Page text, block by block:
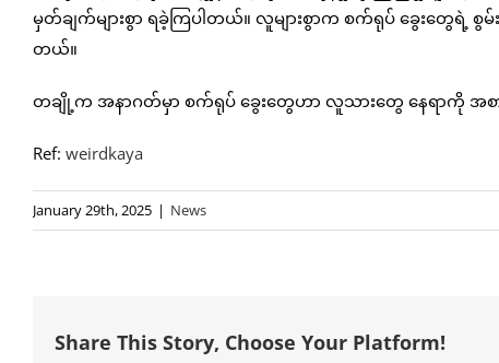
မှတ်ချက်များစွာ ရခဲ့ကြပါတယ်။ လူများစွာက စက်ရုပ် ခွေးတွေရဲ့ စွ
တယ်။
တချို့က အနာဂတ်မှာ စက်ရုပ် ခွေးတွေဟာ လူသားတွေ နေရာကို အစ
Ref: weirdkaya
January 29th, 2025 | News
Share This Story, Choose Your Platform!